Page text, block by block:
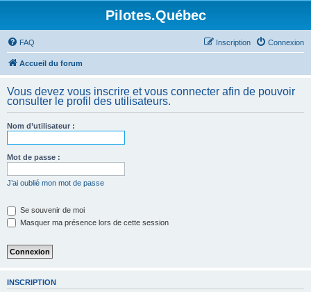
Pilotes.Québec
FAQ Connexion
Inscription
Accueil du forum
Vous devez vous inscrire et vous connecter afin de pouvoir
consulter le profil des utilisateurs.
Nom d’utilisateur :
Mot de passe :
J’ai oublié mon mot de passe
Se souvenir de moi
Masquer ma présence lors de cette session
INSCRIPTION